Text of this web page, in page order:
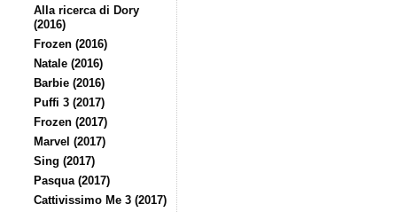
Alla ricerca di Dory
(2016)
Frozen (2016)
Natale (2016)
Barbie (2016)
Puffi 3 (2017)
Frozen (2017)
Marvel (2017)
Sing (2017)
Pasqua (2017)
Cattivissimo Me 3 (2017)